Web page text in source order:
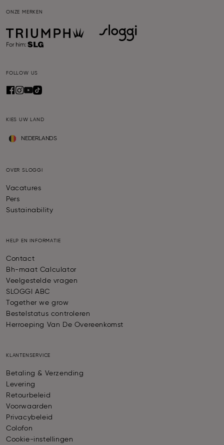
ONZE MERKEN
FOLLOW US
KIES UW LAND
NEDERLANDS
OVER SLOGGI
Vacatures
Pers
Sustainability
HELP EN INFORMATIE
Contact
Bh-maat Calculator
Veelgestelde vragen
SLOGGI ABC
Together we grow
Bestelstatus controleren
Herroeping Van De Overeenkomst
KLANTENSERVICE
Betaling & Verzending
Levering
Retourbeleid
Voorwaarden
Privacybeleid
Colofon
Cookie-instellingen